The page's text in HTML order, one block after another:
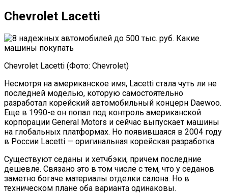
Chevrolet Lacetti
Chevrolet Lacetti (Фото: Chevrolet)
Несмотря на американское имя, Lacetti стала чуть ли не
последней моделью, которую самостоятельно
разработал корейский автомобильный концерн Daewoo.
Еще в 1990-е он попал под контроль американской
корпорации General Motors и сейчас выпускает машины
на глобальных платформах. Но появившаяся в 2004 году
в России Lacetti — оригинальная корейская разработка.
Существуют седаны и хетчбэки, причем последние
дешевле. Связано это в том числе с тем, что у седанов
заметно богаче материалы отделки салона. Но в
техническом плане оба варианта одинаковы.